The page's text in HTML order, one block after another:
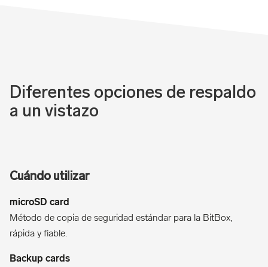
Diferentes opciones de respaldo
a un vistazo
Cuándo utilizar
Método de copia de seguridad estándar para la BitBox,
rápida y fiable.